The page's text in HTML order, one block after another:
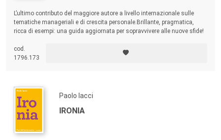
L’ultimo contributo del maggiore autore a livello internazionale sulle
tematiche manageriali e di crescita personale.Brillante, pragmatica,
ricca di esempi: una guida aggiornata per sopravvivere alle nuove sfide!
cod.
1796.173
Paolo Iacci
IRONIA